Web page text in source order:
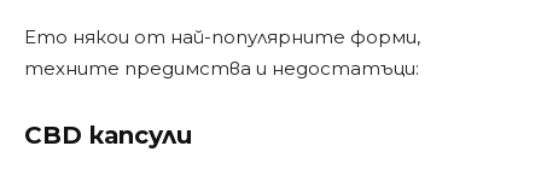
Ето някои от най-популярните форми,
техните предимства и недостатъци:
CBD капсули